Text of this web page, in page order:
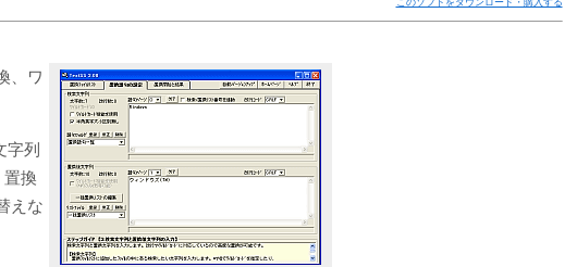
このソフトをダウンロード・購入する
、ワ
字列
換
えな